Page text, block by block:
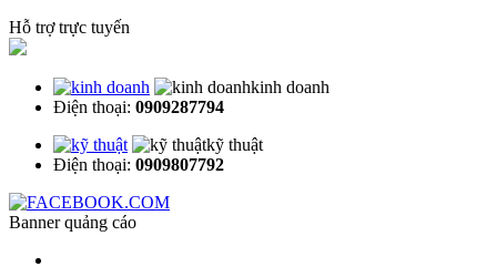
Hỗ trợ trực tuyến
kinh doanh
Điện thoại: 0909287794
kỹ thuật
Điện thoại: 0909807792
Banner quảng cáo